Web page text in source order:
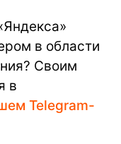
в области
Своим
в
Telegram-